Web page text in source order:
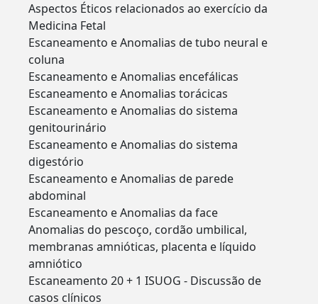
Aspectos Éticos relacionados ao exercício da
Medicina Fetal
Escaneamento e Anomalias de tubo neural e
coluna
Escaneamento e Anomalias encefálicas
Escaneamento e Anomalias torácicas
Escaneamento e Anomalias do sistema
genitourinário
Escaneamento e Anomalias do sistema
digestório
Escaneamento e Anomalias de parede
abdominal
Escaneamento e Anomalias da face
Anomalias do pescoço, cordão umbilical,
membranas amnióticas, placenta e líquido
amniótico
Escaneamento 20 + 1 ISUOG - Discussão de
casos clínicos